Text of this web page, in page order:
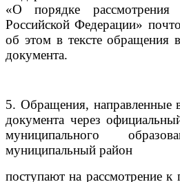
«О порядке рассмотрения
Российской Федерации»
об этом в тексте обращения
документа.
5. Обращения, направленные
документа через
муниципального
муниципальный район
поступают на рассмотрение к